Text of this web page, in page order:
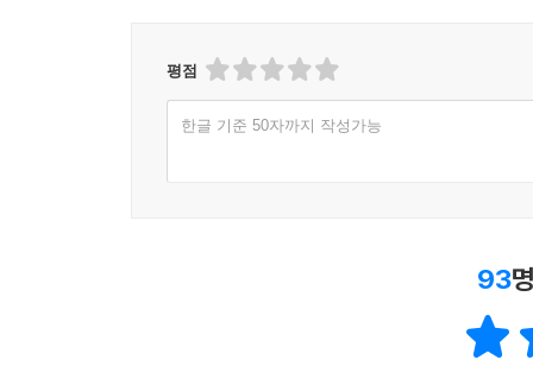
평점
한글 기준 50자까지 작성가능
93